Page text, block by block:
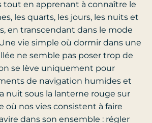
tout en apprenant à connaître le
les quarts, les jours, les nuits et
en transcendant dans le mode
vie simple où dormir dans une
ne semble pas poser trop de
se lève uniquement pour
de navigation humides et
nuit sous la lanterne rouge sur
où nos vies consistent à faire
dans son ensemble : régler